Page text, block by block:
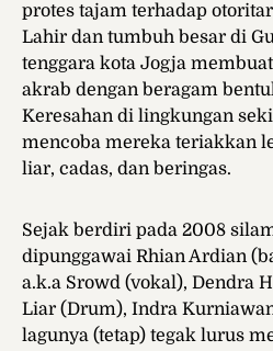
protes tajam terhadap
Lahir dan tumbuh besar di
tenggara kota Jogja
akrab dengan beragam
Keresahan di lingkungan
mencoba mereka teriakkan
liar, cadas, dan beringas.
Sejak berdiri pada 2008
dipunggawai Rhian Ardian
a.k.a Srowd (vokal), Dendra
Liar (Drum), Indra
lagunya (tetap) tegak lurus